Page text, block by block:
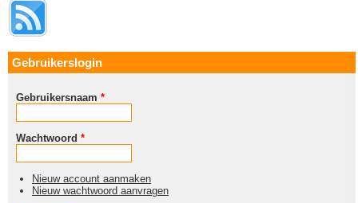
Gebruikerslogin
Gebruikersnaam *
Wachtwoord *
Nieuw account aanmaken
Nieuw wachtwoord aanvragen